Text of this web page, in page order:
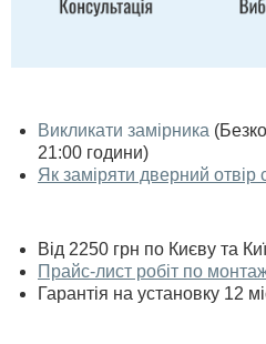
Викликати замірника
21:00 години)
Як заміряти дверний отвір
Від 2250 грн по Києву та
Прайс-лист робіт по
Гарантія на установку 12